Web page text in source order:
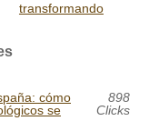
transformando
cómo
se
898
Clicks